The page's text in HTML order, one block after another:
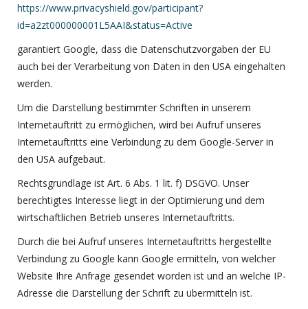
https://www.privacyshield.gov/participant?
id=a2zt000000001L5AAI&status=Active
garantiert Google, dass die Datenschutzvorgaben der EU
auch bei der Verarbeitung von Daten in den USA eingehalten
werden.
Um die Darstellung bestimmter Schriften in unserem
Internetauftritt zu ermöglichen, wird bei Aufruf unseres
Internetauftritts eine Verbindung zu dem Google-Server in
den USA aufgebaut.
Rechtsgrundlage ist Art. 6 Abs. 1 lit. f) DSGVO. Unser
berechtigtes Interesse liegt in der Optimierung und dem
wirtschaftlichen Betrieb unseres Internetauftritts.
Durch die bei Aufruf unseres Internetauftritts hergestellte
Verbindung zu Google kann Google ermitteln, von welcher
Website Ihre Anfrage gesendet worden ist und an welche IP-
Adresse die Darstellung der Schrift zu übermitteln ist.